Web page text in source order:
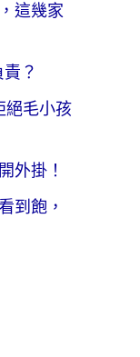
這幾家
？
絕毛小孩
外掛！
到飽，